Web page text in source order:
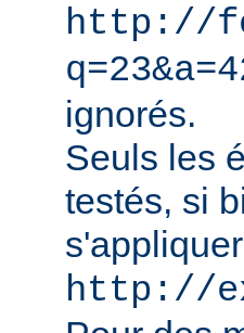
http://
ignorés.
Seuls les
testés, si
http://